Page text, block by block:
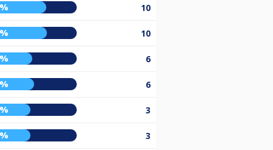
10
10
6
6
3
3